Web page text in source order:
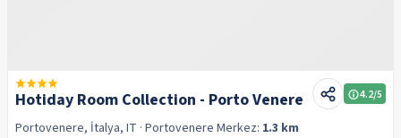
Hotiday Room Collection - Porto Venere 4.2/5
Portovenere, İtalya, IT · Portovenere Merkez: 1.3 km